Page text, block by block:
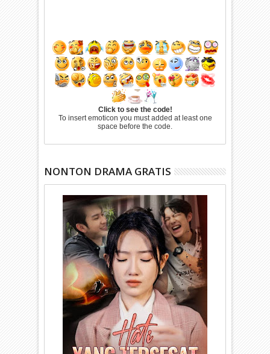
Click to see the code!
To insert emoticon you must added at least one
space before the code.
NONTON DRAMA GRATIS